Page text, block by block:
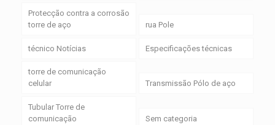
Protecção contra a corrosão
torre de aço
rua Pole
técnico Notícias Especificações técnicas
torre de comunicação
celular
Transmissão Pólo de aço
Tubular Torre de
comunicação
Sem categoria